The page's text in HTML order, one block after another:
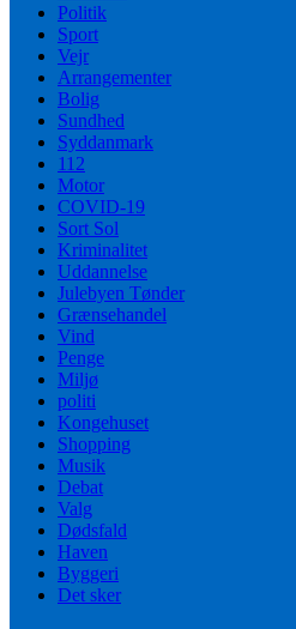
Politik
Sport
Vejr
Arrangementer
Bolig
Sundhed
Syddanmark
112
Motor
COVID-19
Sort Sol
Kriminalitet
Uddannelse
Julebyen Tønder
Grænsehandel
Vind
Penge
Miljø
politi
Kongehuset
Shopping
Musik
Debat
Valg
Dødsfald
Haven
Byggeri
Det sker